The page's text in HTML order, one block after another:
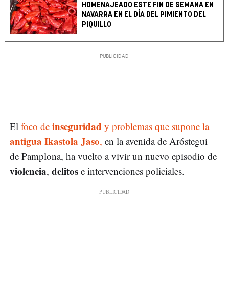
HOMENAJEADO ESTE FIN DE SEMANA EN
NAVARRA EN EL DÍA DEL PIMIENTO DEL
PIQUILLO
El foco de inseguridad y problemas que supone la
antigua Ikastola Jaso, en la avenida de Aróstegui
de Pamplona, ha vuelto a vivir un nuevo episodio de
violencia, delitos e intervenciones policiales.